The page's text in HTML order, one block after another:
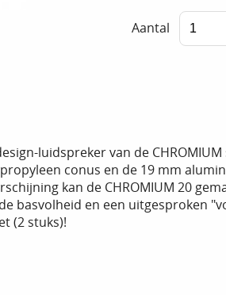
Aantal
luidspreker van de
conus en de 19 mm
kan de CHROMIUM 20
basvolheid en een uitgesproken
(2 stuks)!